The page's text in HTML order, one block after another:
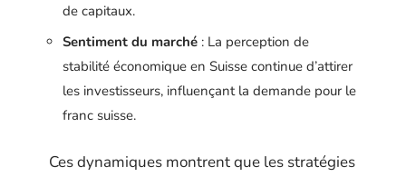
de capitaux.
Sentiment du marché : La perception de
stabilité économique en Suisse continue d’attirer
les investisseurs, influençant la demande pour le
franc suisse.
Ces dynamiques montrent que les stratégies